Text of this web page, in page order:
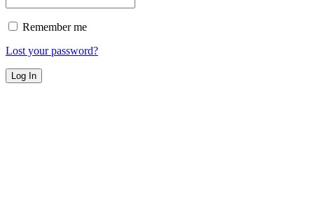
Remember me
Lost your password?